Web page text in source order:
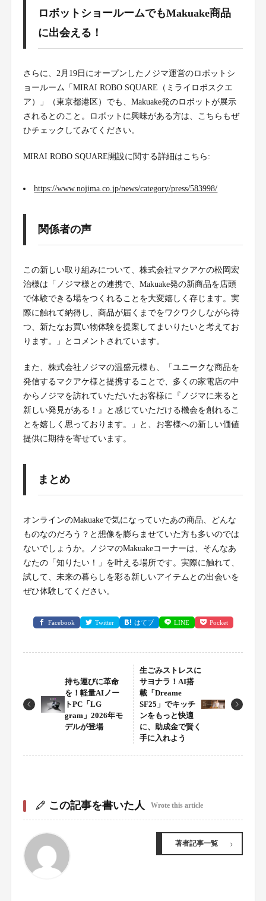
ロボットショールームでもMakuake商品
に出会える！
さらに、2月19日にオープンしたノジマ運営のロボットシ
ョールーム「MIRAI ROBO SQUARE（ミライロボスクエ
ア）」（東京都港区）でも、Makuake発のロボットが展示
されるとのこと。ロボットに興味がある方は、こちらもぜ
ひチェックしてみてください。
MIRAI ROBO SQUARE開設に関する詳細はこちら:
https://www.nojima.co.jp/news/category/press/583998/
関係者の声
この新しい取り組みについて、株式会社マクアケの松岡宏
治様は「ノジマ様との連携で、Makuake発の新商品を店頭
で体験できる場をつくれることを大変嬉しく存じます。実
際に触れて納得し、商品が届くまでをワクワクしながら待
つ、新たなお買い物体験を提案してまいりたいと考えてお
ります。」とコメントされています。
また、株式会社ノジマの温盛元様も、「ユニークな商品を
発信するマクアケ様と提携することで、多くの家電店の中
からノジマを訪れていただいたお客様に『ノジマに来ると
新しい発見がある！』と感じていただける機会を創れるこ
とを嬉しく思っております。」と、お客様への新しい価値
提供に期待を寄せています。
まとめ
オンラインのMakuakeで気になっていたあの商品、どんな
ものなのだろう？と想像を膨らませていた方も多いのでは
ないでしょうか。ノジマのMakuakeコーナーは、そんなあ
なたの「知りたい！」を叶える場所です。実際に触れて、
試して、未来の暮らしを彩る新しいアイテムとの出会いを
ぜひ体験してください。
Facebook Twitter はてブ LINE Pocket
持ち運びに革命
を！軽量AIノー
トPC「LG
gram」2026年モ
デルが登場
生ごみストレスに
サヨナラ！AI搭
載「Dreame
SF25」でキッチ
ンをもっと快適
に、助成金で賢く
手に入れよう
この記事を書いた人 Wrote this article
著者記事一覧